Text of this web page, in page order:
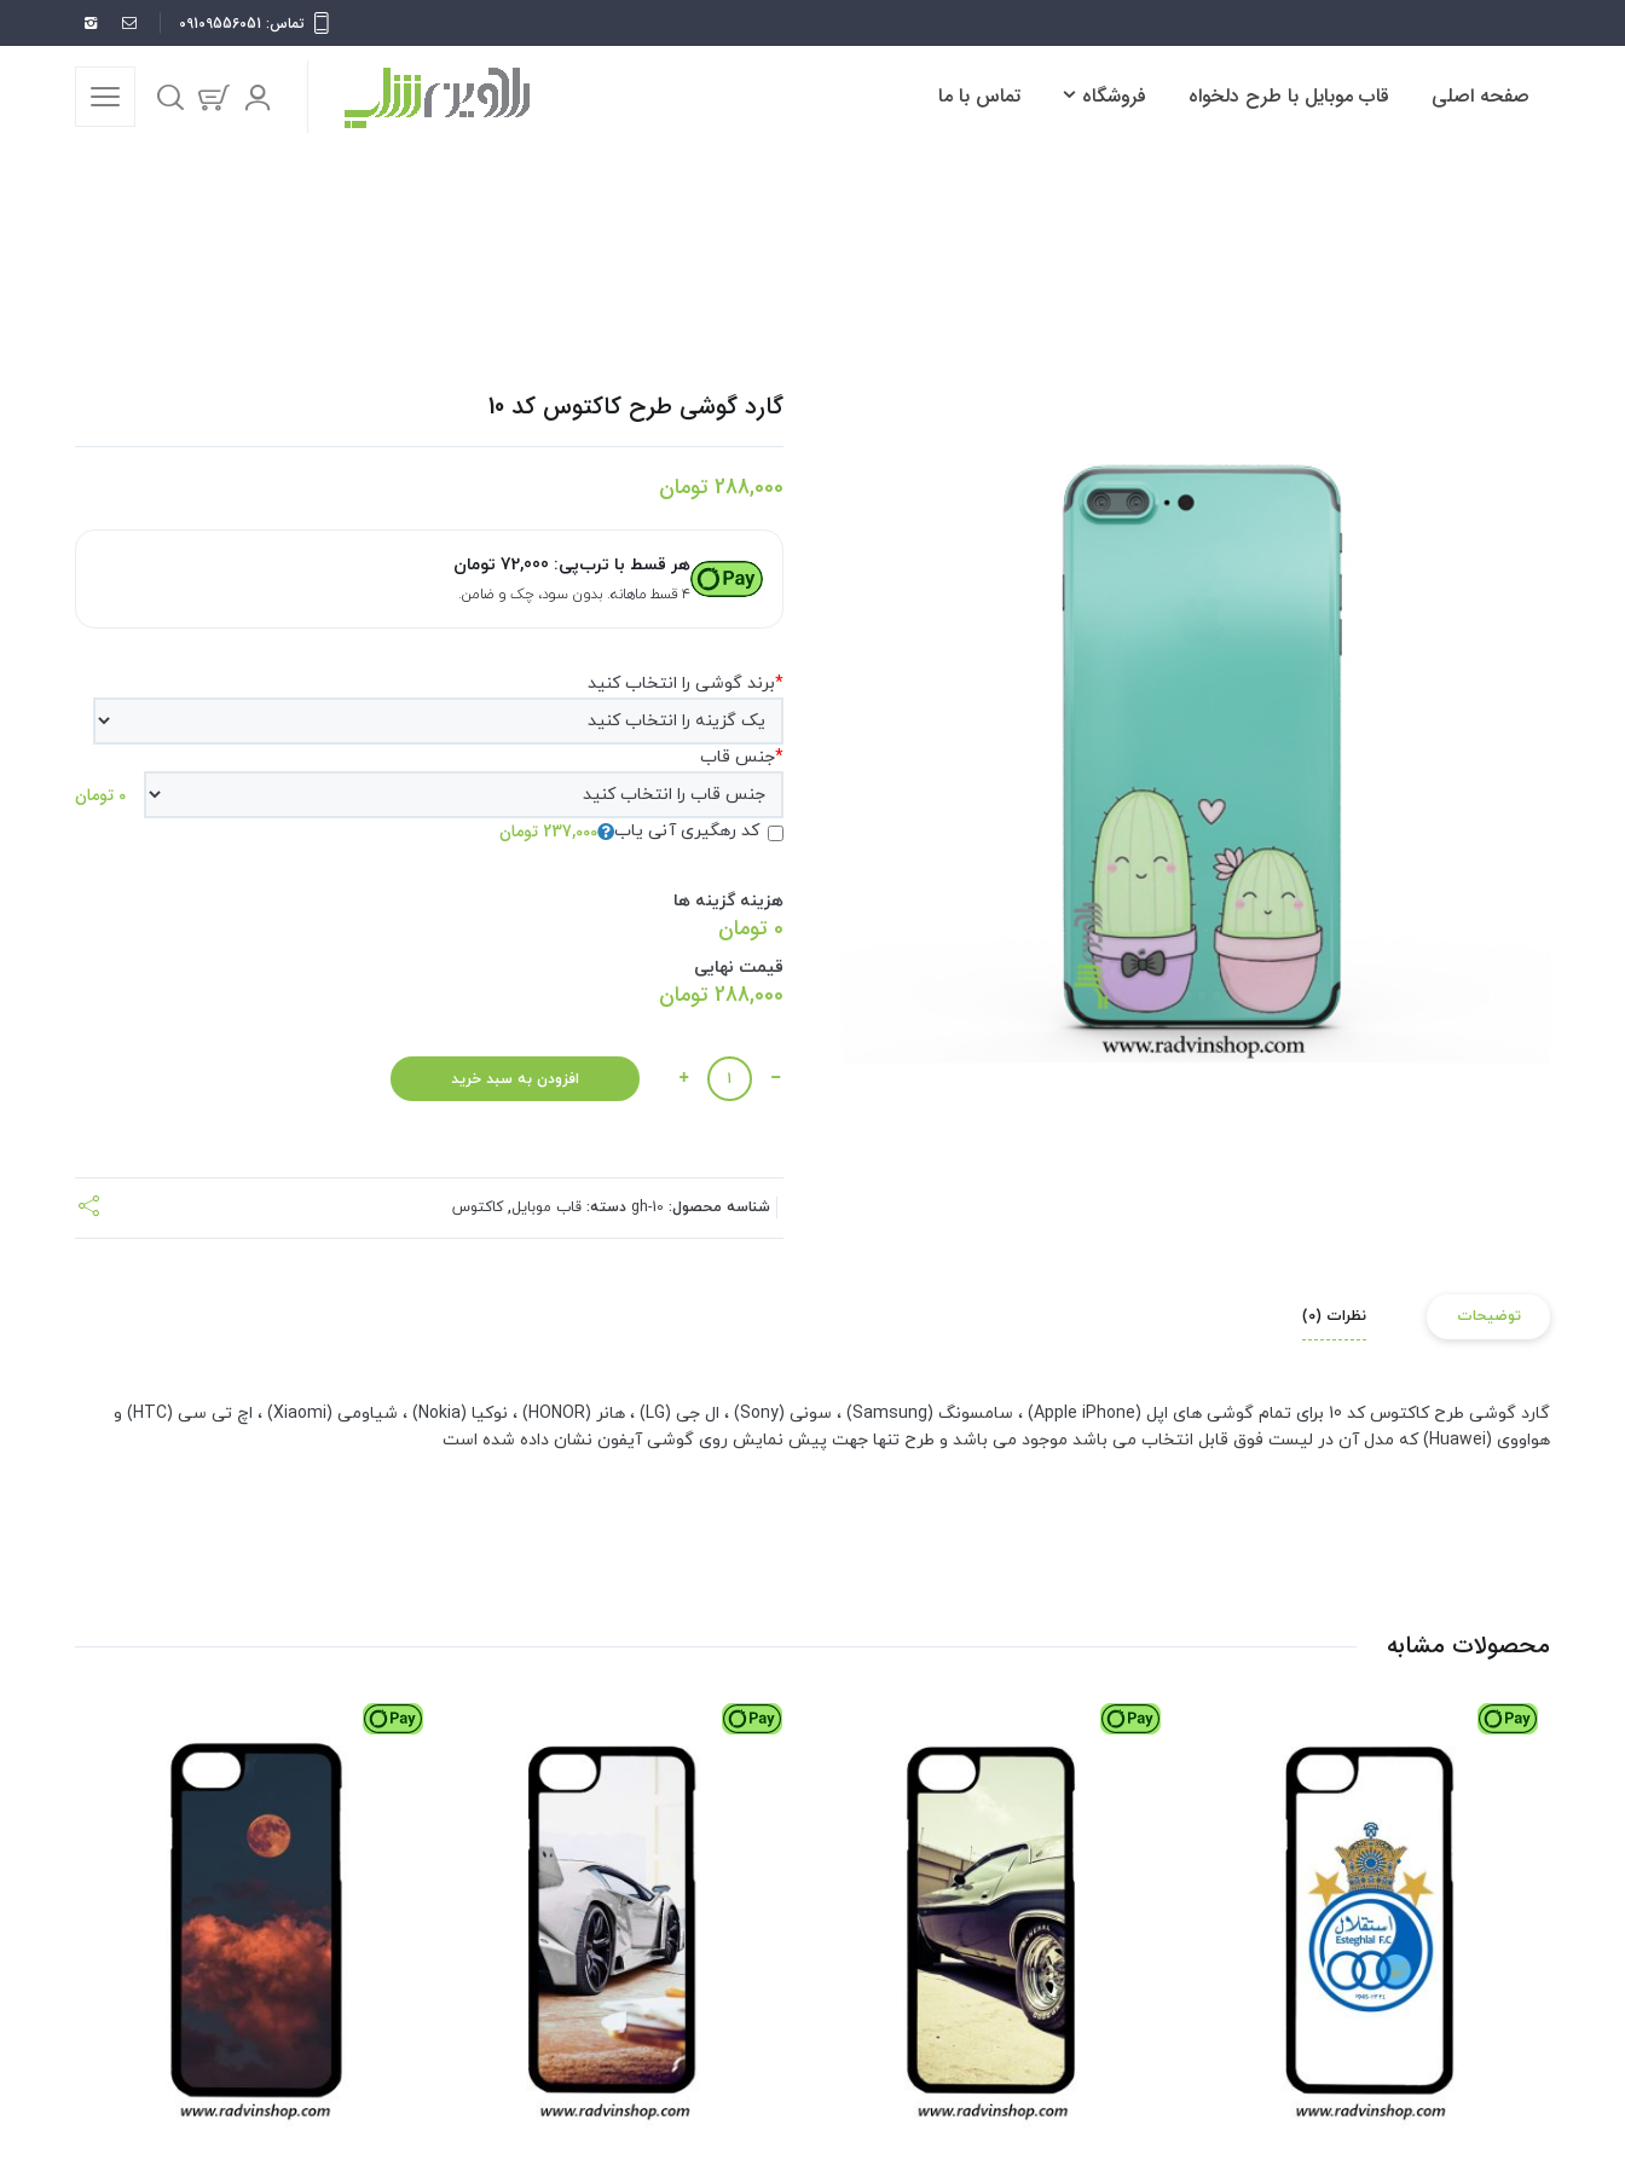
تماس: 09109556051
صفحه اصلی قاب موبایل با طرح دلخواه فروشگاه تماس با ما
گارد گوشی طرح کاکتوس کد 10
288,000 تومان
هر قسط با ترب‌پی: 72,000 تومان
۴ قسط ماهانه. بدون سود، چک و ضامن.
*برند گوشی را انتخاب کنید
*جنس قاب
0 تومان
کد رهگیری آنی یاب 237,000 تومان
هزینه گزینه ها
0 تومان
قیمت نهایی
288,000 تومان
تعداد افزودن به سبد خرید
شناسه محصول: gh-10 دسته:قاب موبایل,کاکتوس
توضیحات نظرات (0)
گارد گوشی طرح کاکتوس کد 10 برای تمام گوشی های اپل (Apple iPhone) ، سامسونگ (Samsung) ، سونی (Sony) ، ال جی (LG) ، هانر (HONOR) ، نوکیا (Nokia) ، شیاومی (Xiaomi) ، اچ تی سی (HTC) و
هواووی (Huawei) که مدل آن در لیست فوق قابل انتخاب می باشد موجود می باشد و طرح تنها جهت پیش نمایش روی گوشی آیفون نشان داده شده است
محصولات مشابه